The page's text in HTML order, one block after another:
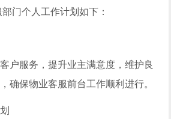
门个人工作计划如下：
户服务，提升业主满意度，维护良
确保物业客服前台工作顺利进行。